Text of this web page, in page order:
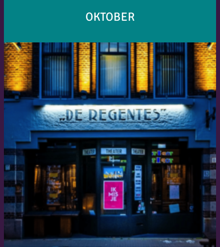
OKTOBER